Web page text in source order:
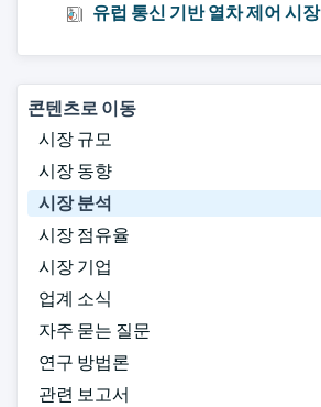
유럽 ​​통신 기반 열차 제어 시장
콘텐츠로 이동
시장 규모
시장 동향
시장 분석
시장 점유율
시장 기업
업계 소식
자주 묻는 질문
연구 방법론
관련 보고서